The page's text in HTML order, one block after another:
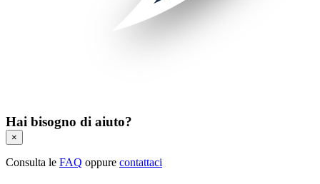
Hai bisogno di aiuto?
×
Consulta le FAQ oppure contattaci